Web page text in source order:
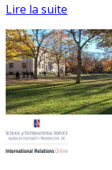
Lire la suite